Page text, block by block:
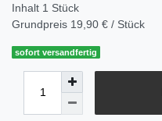
Inhalt 1 Stück
Grundpreis 19,90 € / Stück
sofort versandfertig